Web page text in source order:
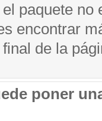
paquete
encontrar
de la
poner